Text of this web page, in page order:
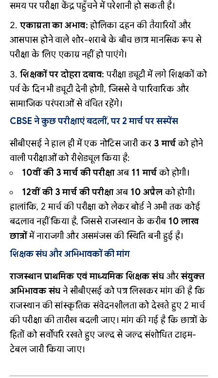
समय पर परीक्षा केंद्र पहुँचने में परेशानी हो सकती है।
एकाग्रता का अभाव:होलिका दहन की तैयारियों और
आसपास होने वाले शोर-शराबे के बीच छात्र मानसिक रूप से
परीक्षा के लिए एकाग्र नहीं हो पाएंगे।
शिक्षकों पर दोहरा दबाव: परीक्षा ड्यूटी में लगे शिक्षकों को
पर्व के दिन भी ड्यूटी देनी होगी, जिससे वे पारिवारिक और
सामाजिक परंपराओं से वंचित रहेंगे।
CBSE ने कुछ परीक्षाएं बदलीं, पर 2 मार्च पर सस्पेंस
सीबीएसई ने हाल ही में एक नोटिस जारी कर 3 मार्चको होने
वाली परीक्षाओं को रीशेड्यूल किया है:
10वीं की 3 मार्च की परीक्षाअब 11 मार्चको होगी।
12वीं की 3 मार्च की परीक्षाअब 10 अप्रैलको होगी।
हालांकि, 2 मार्च की परीक्षा को लेकर बोर्ड ने अभी तक कोई
बदलाव नहीं किया है, जिससे राजस्थान के करीब 10 लाख
छात्रोंमें नाराजगी और असमंजस की स्थिति बनी हुई है।
शिक्षक संघ और अभिभावकों की मांग
राजस्थान प्राथमिक एवं माध्यमिक शिक्षक संघऔरसंयुक्त
अभिभावक संघने सीबीएसई को पत्र लिखकर मांग की है कि
राजस्थान की सांस्कृतिक संवेदनशीलता को देखते हुए 2 मार्च
की परीक्षा की तारीख बदली जाए। मांग की गई है कि छात्रों के
हितों को सर्वोपरि रखते हुए जल्द से जल्द संशोधित टाइम-
टेबल जारी किया जाए।